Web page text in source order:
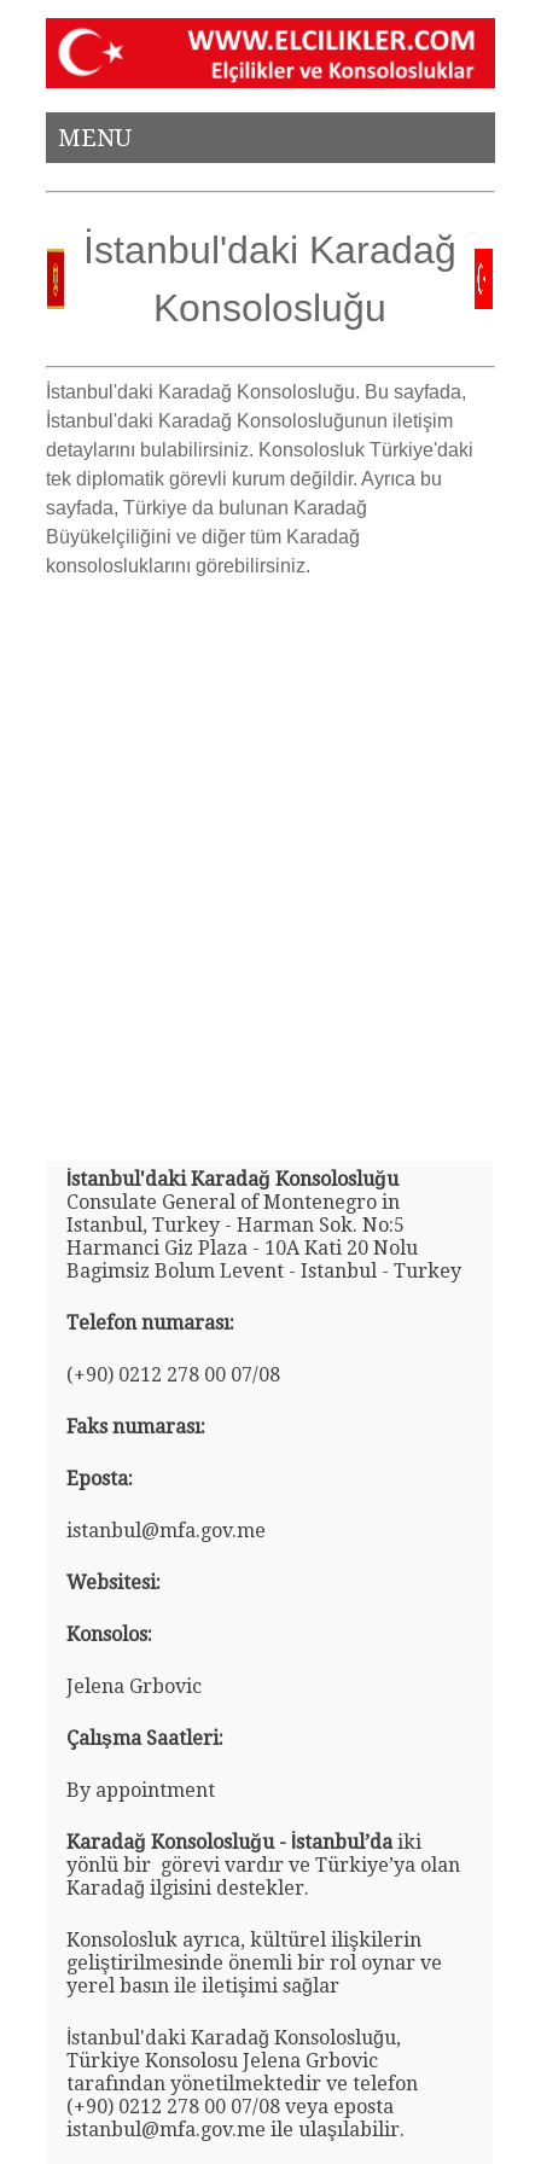
MENU
İstanbul'daki Karadağ
Konsolosluğu
İstanbul'daki Karadağ Konsolosluğu. Bu sayfada,
İstanbul'daki Karadağ Konsolosluğunun iletişim
detaylarını bulabilirsiniz. Konsolosluk Türkiye'daki
tek diplomatik görevli kurum değildir. Ayrıca bu
sayfada, Türkiye da bulunan Karadağ
Büyükelçiliğini ve diğer tüm Karadağ
konsolosluklarını görebilirsiniz.
İstanbul'daki Karadağ Konsolosluğu
Consulate General of Montenegro in
Istanbul, Turkey - Harman Sok. No:5
Harmanci Giz Plaza - 10A Kati 20 Nolu
Bagimsiz Bolum Levent - Istanbul - Turkey
Telefon numarası:
(+90) 0212 278 00 07/08
Faks numarası:
Eposta:
istanbul@mfa.gov.me
Websitesi:
Konsolos:
Jelena Grbovic
Çalışma Saatleri:
By appointment
Karadağ Konsolosluğu - İstanbul’daiki
yönlü bir görevi vardır ve Türkiye’ya olan
Karadağ ilgisini destekler.
Konsolosluk ayrıca, kültürel ilişkilerin
geliştirilmesinde önemli bir rol oynar ve
yerel basın ile iletişimi sağlar
İstanbul'daki Karadağ Konsolosluğu,
Türkiye Konsolosu Jelena Grbovic
tarafından yönetilmektedir ve telefon
(+90) 0212 278 00 07/08 veya eposta
istanbul@mfa.gov.me ile ulaşılabilir.